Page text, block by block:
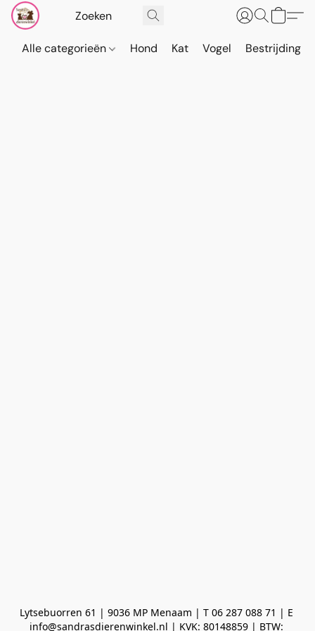
Alle categorieën Hond Kat Vogel Bestrijding
Lytsebuorren 61 | 9036 MP Menaam | T 06 287 088 71 | E
info@sandrasdierenwinkel.nl | KVK: 80148859 | BTW: